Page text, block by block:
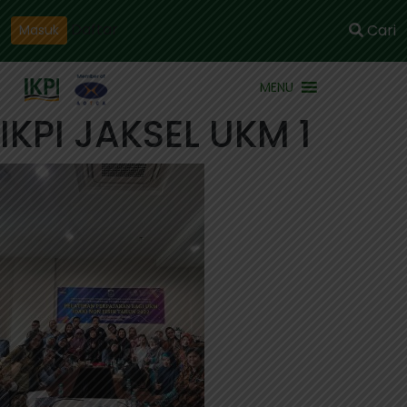
Masuk Cari
MENU
IKPI JAKSEL UKM 1